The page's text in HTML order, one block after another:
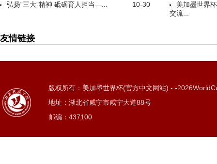
10-30
弘扬“三大”精神 砥砺育人担当—...
美加墨世界
交流...
友情链接
版权所有：美加墨世界杯(官方中文网站) - -
地址：湖北省咸宁市咸宁大道88号
邮编：437100